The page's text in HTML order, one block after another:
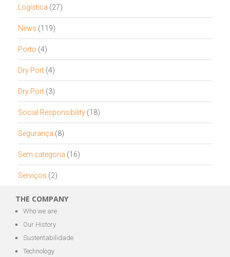
Logística (27)
News (119)
Porto (4)
Dry Port (4)
Dry Port (3)
Social Responsibility (18)
Segurança (8)
Sem categoria (16)
Serviços (2)
THE COMPANY
Who we are
Our History
Sustentabilidade
Technology